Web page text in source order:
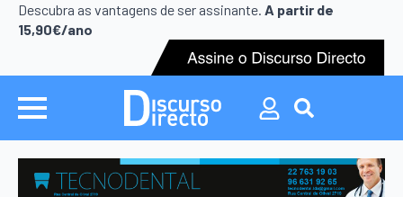
Descubra as vantagens de ser assinante. A partir de
15,90€/ano
Search
for:
Search